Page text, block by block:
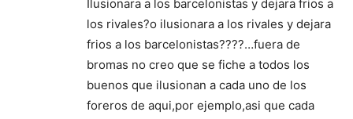
Ilusionara a los barcelonistas y dejara frios a
los rivales?o ilusionara a los rivales y dejara
frios a los barcelonistas????…fuera de
bromas no creo que se fiche a todos los
buenos que ilusionan a cada uno de los
foreros de aqui,por ejemplo,asi que cada